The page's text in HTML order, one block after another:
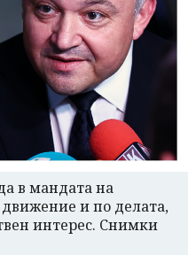
в мандата на
и по делата,
интерес. Снимки